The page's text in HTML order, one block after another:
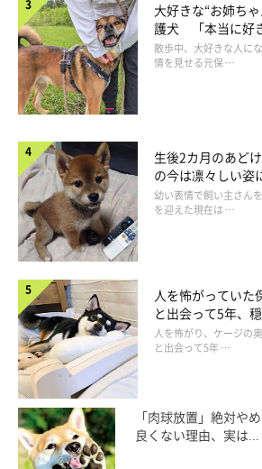
あれはニャンだ
大好きな“お姉ち
護犬 「本当に好
表情にほっこり
散歩中、大好きな人に
情を見せる元保 …
生後2カ月のあど
の今は凛々しい
りくりおめめ」に
幼い表情で飼い主さん
を迎えた現在は …
人を怖がってい
と出会って5年、
の姿にグッとくる
人を怖がり、ケージの
と出会って5年 …
「肉球放置」絶対や
良くない理由、実は...